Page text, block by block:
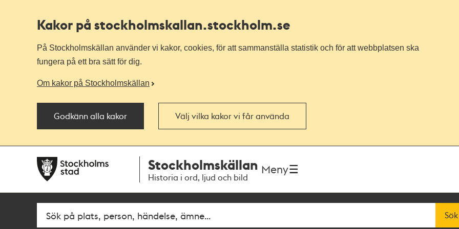
Kakor på stockholmskallan.stockholm.se
På Stockholmskällan använder vi kakor, cookies, för att sammanställa statistik och för att webbplatsen ska
fungera på ett bra sätt för dig.
Om kakor på Stockholmskällan
Godkänn alla kakor Välj vilka kakor vi får använda
navigationen
huvudinnehållet
Stockholmskällan
Historia i ord, ljud och bild
Meny
Fritextsök Sök